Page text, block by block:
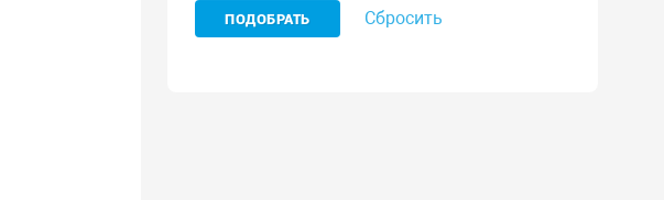
Сбросить